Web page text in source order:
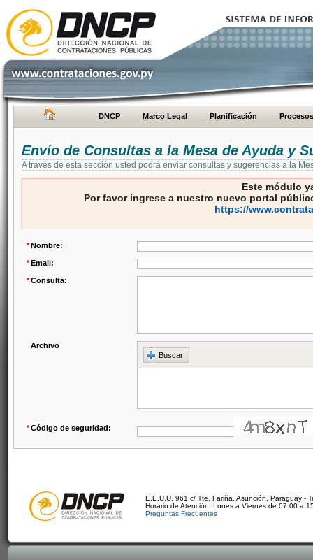
DNCP Marco Legal Planificación Procesos
Envío de Consultas a la Mesa de Ayuda y
A través de esta sección usted podrá enviar consultas y sugerencias a la
Este módulo
Por favor ingrese a nuestro nuevo portal
https://
*Nombre:
*Email:
*Consulta:
Archivo
Buscar
*Código de seguridad:
E.E.U.U. 961 c/ Tte. Fariña. Asunción, Paraguay -
Horario de Atención: Lunes a Viernes de 07:00 a
Preguntas Frecuentes